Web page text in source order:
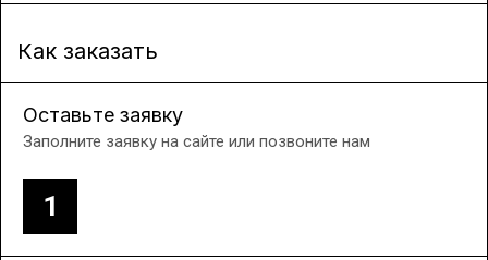
Как заказать
1
Оставьте заявку
Заполните заявку на сайте или позвоните нам